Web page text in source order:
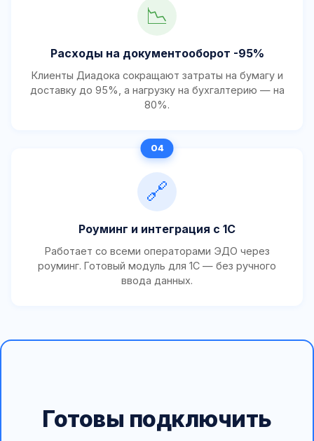
📉
Расходы на документооборот -95%
Клиенты Диадока сокращают затраты на бумагу и
доставку до 95%, а нагрузку на бухгалтерию — на
80%.
🔗
Роуминг и интеграция с 1С
Работает со всеми операторами ЭДО через
роуминг. Готовый модуль для 1С — без ручного
ввода данных.
Готовы подключить